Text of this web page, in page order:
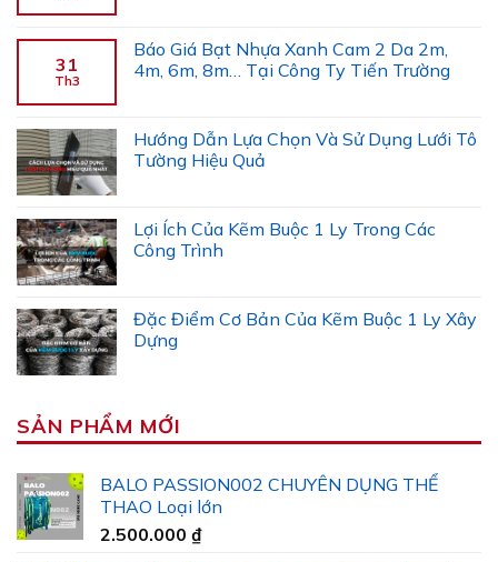
31
Th3
Báo Giá Bạt Nhựa Xanh Cam 2 Da 2m,
4m, 6m, 8m… Tại Công Ty Tiến Trường
Hướng Dẫn Lựa Chọn Và Sử Dụng Lưới Tô
Tường Hiệu Quả
Lợi Ích Của Kẽm Buộc 1 Ly Trong Các
Công Trình
Đặc Điểm Cơ Bản Của Kẽm Buộc 1 Ly Xây
Dựng
SẢN PHẨM MỚI
BALO PASSION002 CHUYÊN DỤNG THỂ
THAO Loại lớn
2.500.000 ₫